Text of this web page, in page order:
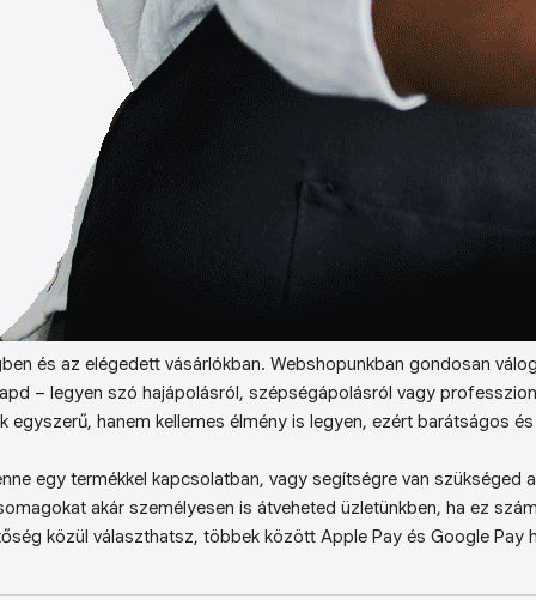
és az elégedett vásárlókban. Webshopunkban gondosan
– legyen szó hajápolásról, szépségápolásról vagy
egyszerű, hanem kellemes élmény is legyen, ezért barátságos
egy termékkel kapcsolatban, vagy segítségre van szükséged
akár személyesen is átveheted üzletünkben, ha ez
közül választhatsz, többek között Apple Pay és Google Pay